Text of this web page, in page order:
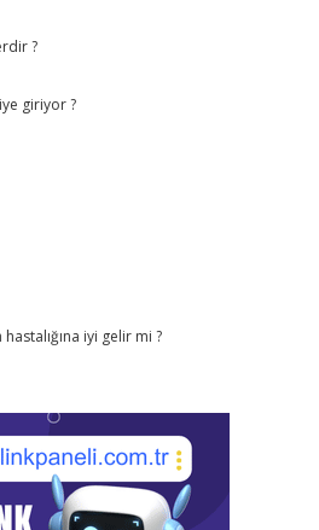
?
giriyor ?
iyi gelir mi ?